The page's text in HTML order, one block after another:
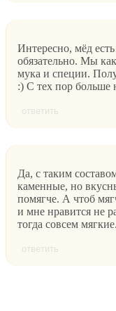
Интересно, мёд
обязательно. Мы
мука и специи.
:) С тех пор больше
ответить
Да, с таким
каменные, но
помягче. А чтоб
и мне нравится не
тогда совсем мягкие.
ответить